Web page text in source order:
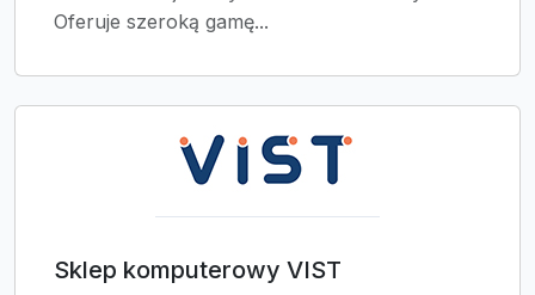
Oferuje szeroką gamę...
Sklep komputerowy VIST